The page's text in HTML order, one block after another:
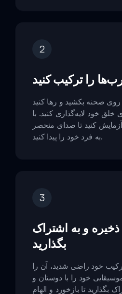
2
را ترکیب کنید
روی صحنه بکشید و رها کنید
خلق خود لایه‌گذاری کنید. با
کنید تا صدای منحصر
به فرد خود را پیدا کنید.
3
ذخیره و به اشتراک
بگذارید
خود راضی شدید، آن را
خود را با دوستان و
بگذارید تا بازخورد و الهام